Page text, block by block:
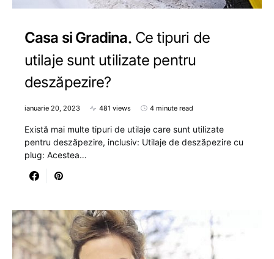
Casa si Gradina Ce tipuri de
utilaje sunt utilizate pentru
deszăpezire?
ianuarie 20, 2023 481 views 4 minute read
Există mai multe tipuri de utilaje care sunt utilizate
pentru deszăpezire, inclusiv: Utilaje de deszăpezire cu
plug: Acestea…